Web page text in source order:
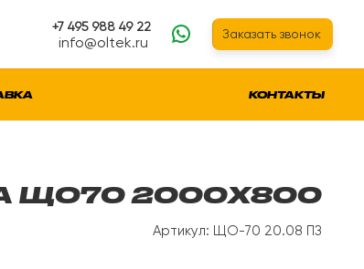
+7 495 988 49 22
info@oltek.ru
Заказать звонок
КОНТАКТЫ
ЩО70 2000Х800
Артикул: ЩО-70 20.08 ПЗ